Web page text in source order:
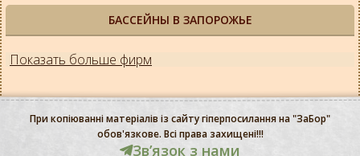
БАССЕЙНЫ В ЗАПОРОЖЬЕ
Показать больше фирм
При копіюванні матеріалів із сайту гіперпосилання на "ЗаБор"
обов'язкове. Всі права захищені!!!
Звʼязок з нами